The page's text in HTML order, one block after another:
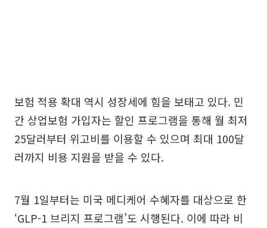
보험 적용 확대 역시 성장세에 힘을 보태고 있다. 민
간 상업보험 가입자는 할인 프로그램을 통해 월 최저
25달러부터 위고비를 이용할 수 있으며 최대 100달
러까지 비용 지원을 받을 수 있다.
7월 1일부터는 미국 메디케어 수혜자를 대상으로 한
‘GLP-1 브리지 프로그램’도 시행된다. 이에 따라 비